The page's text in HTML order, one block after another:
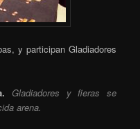
y participan Gladiadores
Gladiadores y fieras se
arena.